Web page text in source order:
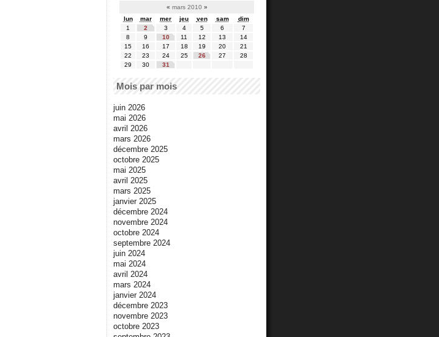
« mars 2010 »
lun
mar mer jeu ven sam
dim
1
2 3 4 5 6
7
8
9 10 11 12 13
14
15
16 17 18 19 20
21
22
23 24 25 26 27
28
29
30 31
Mois par mois
juin 2026
mai 2026
avril 2026
mars 2026
décembre 2025
octobre 2025
mai 2025
avril 2025
mars 2025
janvier 2025
décembre 2024
novembre 2024
octobre 2024
septembre 2024
juin 2024
mai 2024
avril 2024
mars 2024
janvier 2024
décembre 2023
novembre 2023
octobre 2023